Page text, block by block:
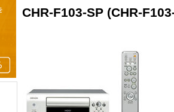
CHR-F103-SP (CHR-